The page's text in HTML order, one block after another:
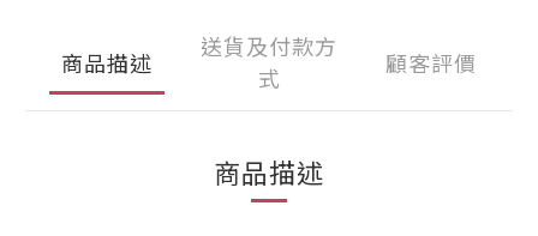
商品描述
送貨及付款方
式
顧客評價
商品描述